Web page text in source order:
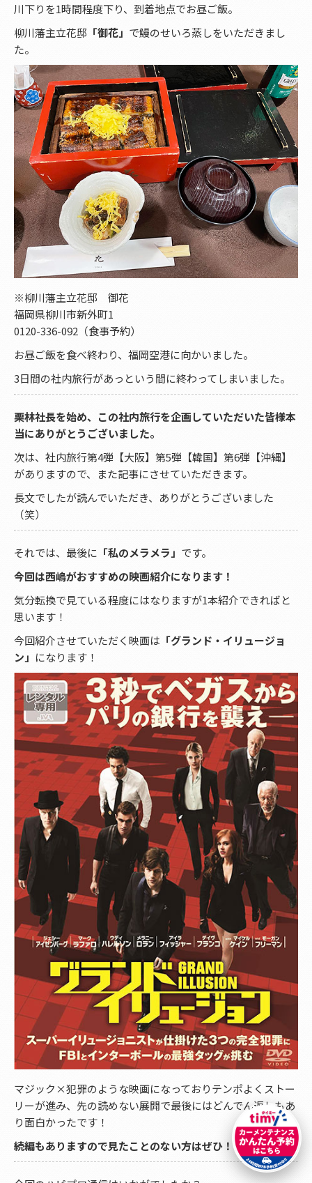
川下りを1時間程度下り、到着地点でお昼ご飯。
柳川藩主立花邸 「御花」 で鰻のせいろ蒸しをいただきまし
た。
※柳川藩主立花邸 御花
福岡県柳川市新外町1
0120-336-092（食事予約）
お昼ご飯を食べ終わり、福岡空港に向かいました。
3日間の社内旅行があっという間に終わってしまいました。
栗林社長を始め、この社内旅行を企画していただいた皆様本
当にありがとうございました。
次は、社内旅行第4弾【大阪】第5弾【韓国】第6弾【沖縄】
がありますので、また記事にさせていただきます。
長文でしたが読んでいただき、ありがとうございました
（笑）
それでは、最後に 「私のメラメラ」 です。
今回は西嶋がおすすめの映画紹介になります！
気分転換で見ている程度にはなりますが1本紹介できればと
思います！
今回紹介させていただく映画は 「グランド・イリュージョ
ン」 になります！
マジック×犯罪のような映画になっておりテンポよくストー
リーが進み、先の読めない展開で最後にはどんでん返しもあ
り面白かったです！
続編もありますので見たことのない方はぜひ！